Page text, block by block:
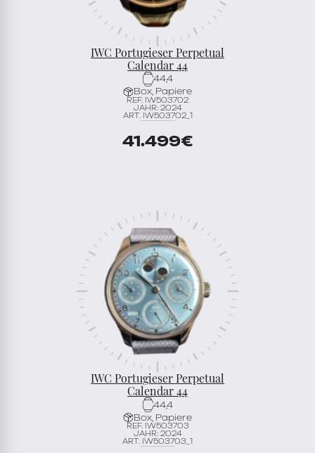
IWC Portugieser Perpetual
Calendar 44
44,4
Box, Papiere
REF. IW503702
JAHR: 2024
ART. IW503702_1
41.499€
IWC Portugieser Perpetual
Calendar 44
44,4
Box, Papiere
REF. IW503703
JAHR: 2024
ART. IW503703_1